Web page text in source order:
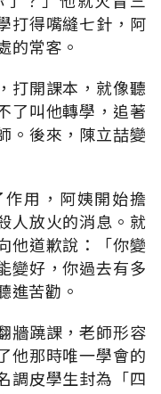
打得嘴縫七針，阿
的常客。
打開課本，就像聽
了叫他轉學，追著
。後來，陳立喆變
用，阿姨開始擔
人放火的消息。就
他道歉說：「你變
變好，你過去有多
進苦勸。
牆蹺課，老師形容
他那時唯一學會的
調皮學生封為「四